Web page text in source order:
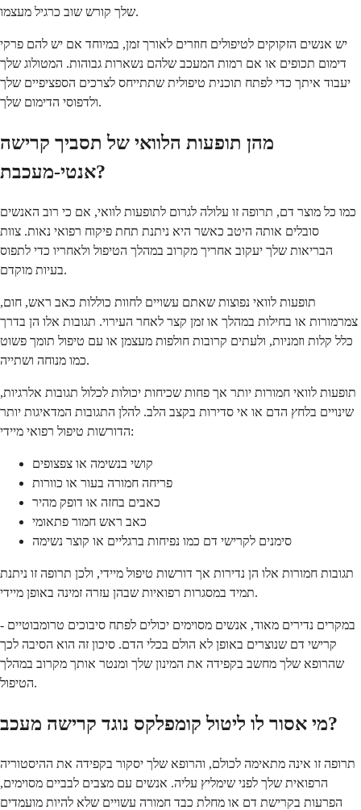
שלך קורש שוב כרגיל מעצמו.
יש אנשים הזקוקים לטיפולים חוזרים לאורך זמן, במיוחד אם יש להם פרקי
דימום תכופים או אם רמות המעכב שלהם נשארות גבוהות. המטולוג שלך
יעבוד איתך כדי לפתח תוכנית טיפולית שתתייחס לצרכים הספציפיים שלך
ולדפוסי הדימום שלך.
מהן תופעות הלוואי של תסביך קרישה
אנטי-מעכבת?
כמו כל מוצר דם, תרופה זו עלולה לגרום לתופעות לוואי, אם כי רוב האנשים
סובלים אותה היטב כאשר היא ניתנת תחת פיקוח רפואי נאות. צוות
הבריאות שלך יעקוב אחריך מקרוב במהלך הטיפול ולאחריו כדי לתפוס
בעיות מוקדם.
תופעות לוואי נפוצות שאתם עשויים לחוות כוללות כאב ראש, חום,
צמרמורות או בחילות במהלך או זמן קצר לאחר העירוי. תגובות אלו הן בדרך
כלל קלות וזמניות, ולעתים קרובות חולפות מעצמן או עם טיפול תומך פשוט
כמו מנוחה ושתייה.
תופעות לוואי חמורות יותר אך פחות שכיחות יכולות לכלול תגובות אלרגיות,
שינויים בלחץ הדם או אי סדירות בקצב הלב. להלן התגובות המדאיגות יותר
הדורשות טיפול רפואי מיידי:
קושי בנשימה או צפצופים
פריחה חמורה בעור או כוורות
כאבים בחזה או דופק מהיר
כאב ראש חמור פתאומי
סימנים לקרישי דם כמו נפיחות ברגליים או קוצר נשימה
תגובות חמורות אלו הן נדירות אך דורשות טיפול מיידי, ולכן תרופה זו ניתנת
תמיד במסגרות רפואיות שבהן עזרה זמינה באופן מיידי.
במקרים נדירים מאוד, אנשים מסוימים יכולים לפתח סיבוכים טרומבוטיים -
קרישי דם שנוצרים באופן לא הולם בכלי הדם. סיכון זה הוא הסיבה לכך
שהרופא שלך מחשב בקפידה את המינון שלך ומנטר אותך מקרוב במהלך
הטיפול.
מי אסור לו ליטול קומפלקס נוגד קרישה מעכב?
תרופה זו אינה מתאימה לכולם, והרופא שלך יסקור בקפידה את ההיסטוריה
הרפואית שלך לפני שימליץ עליה. אנשים עם מצבים לבביים מסוימים,
הפרעות בקרישת דם או מחלת כבד חמורה עשויים שלא להיות מועמדים